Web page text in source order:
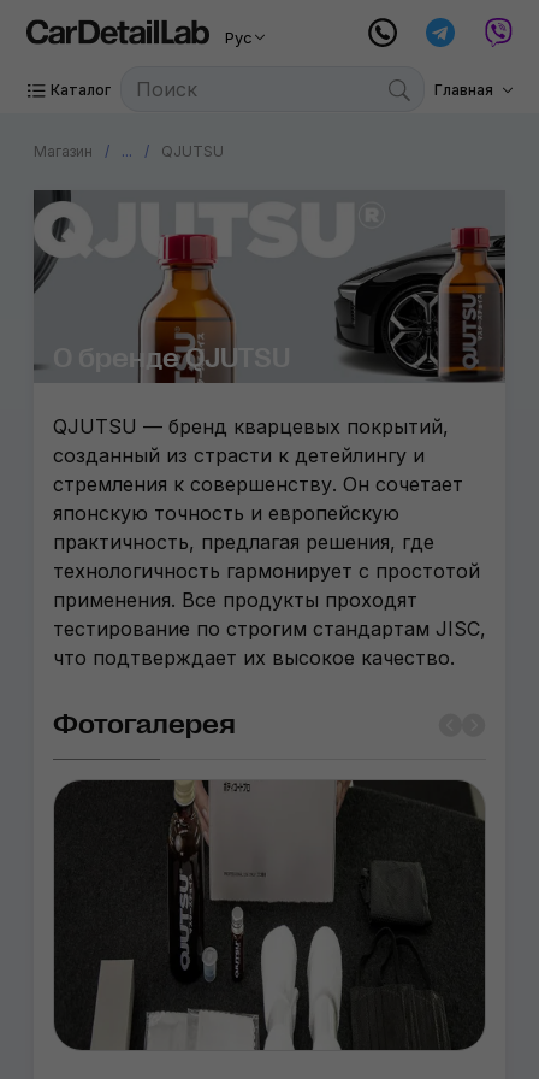
Рус
Каталог Главная
Магазин ... QJUTSU
О бренде QJUTSU
QJUTSU — бренд кварцевых покрытий,
созданный из страсти к детейлингу и
стремления к совершенству. Он сочетает
японскую точность и европейскую
практичность, предлагая решения, где
технологичность гармонирует с простотой
применения. Все продукты проходят
тестирование по строгим стандартам JISC,
что подтверждает их высокое качество.
Фотогалерея